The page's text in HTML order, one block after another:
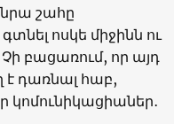
նրա շահը
ոսկե միջինն ու
բացառում, որ այդ
դառնալ հաբ,
կոմունիկացիաներ․